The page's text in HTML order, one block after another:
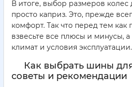
В итоге, выбор размеров колес
просто каприз. Это, прежде
комфорт. Так что перед тем как
взвесьте все плюсы и минусы,
климат и условия эксплуатации.
Как выбрать шины
советы и рекомендации